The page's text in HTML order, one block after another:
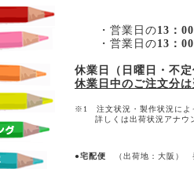
・営業日の13：
・営業日の13：
休業日（日曜日・不
休業日中のご注文分
※1 注文状況・製作状況によ
詳しくは出荷状況アナウン
●宅配便 （出荷地：大阪）